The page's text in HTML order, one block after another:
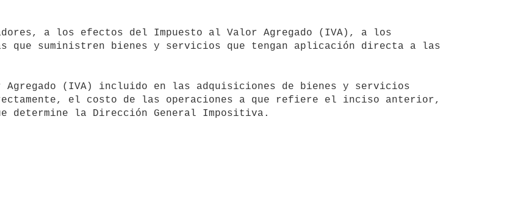
suministren bienes y servicios que tengan aplicación directa a las
el costo de las operaciones a que refiere el inciso anterior,